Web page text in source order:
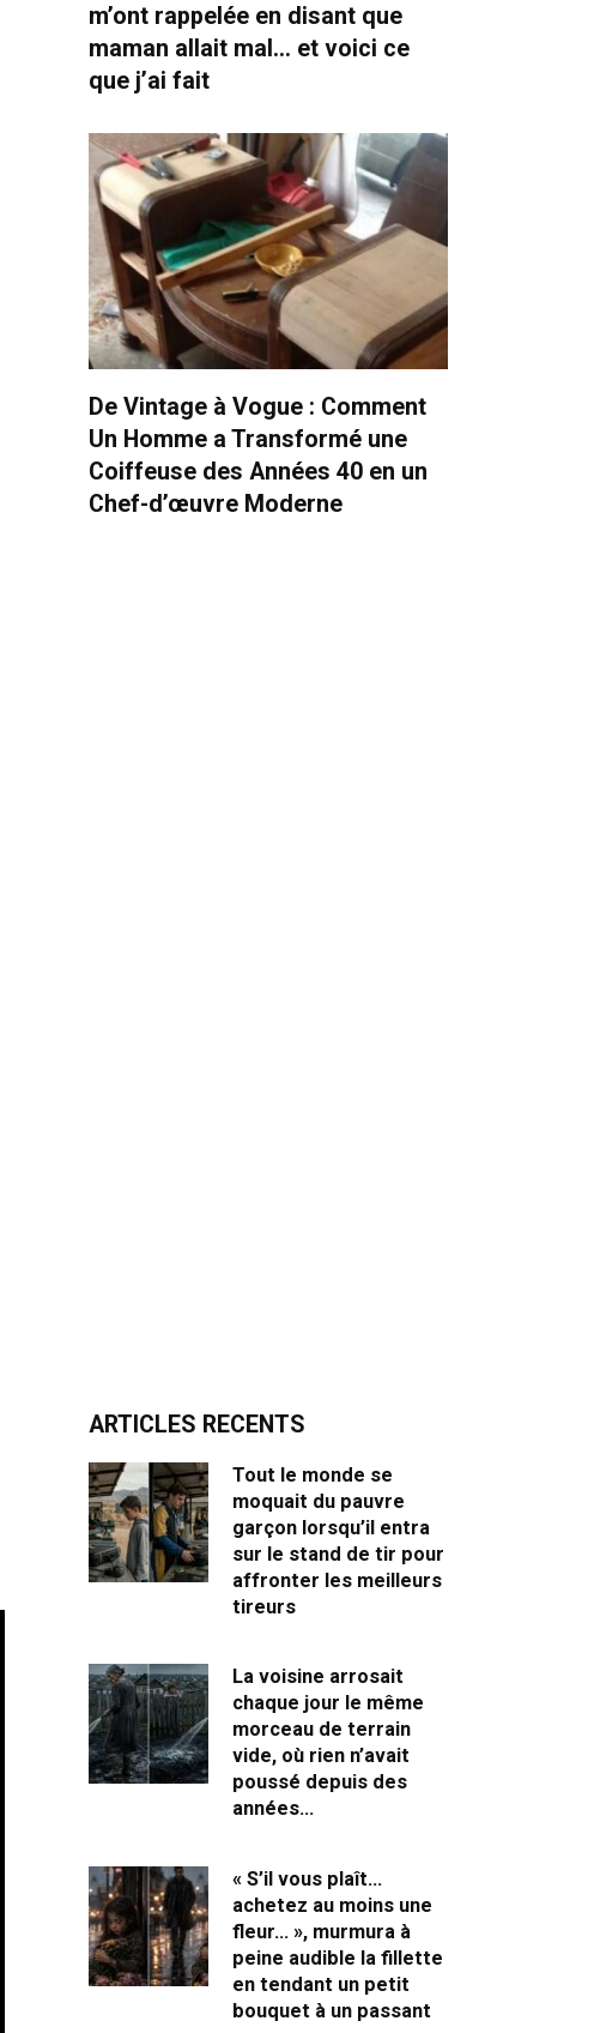
m’ont rappelée en disant que
maman allait mal… et voici ce
que j’ai fait
De Vintage à Vogue : Comment
Un Homme a Transformé une
Coiffeuse des Années 40 en un
Chef-d’œuvre Moderne
ARTICLES RECENTS
Tout le monde se
moquait du pauvre
garçon lorsqu’il entra
sur le stand de tir pour
affronter les meilleurs
tireurs
La voisine arrosait
chaque jour le même
morceau de terrain
vide, où rien n’avait
poussé depuis des
années…
« S’il vous plaît…
achetez au moins une
fleur… », murmura à
peine audible la fillette
en tendant un petit
bouquet à un passant